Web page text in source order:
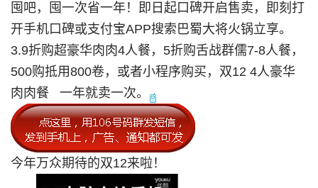
囤吧，囤一次省一年！即日起口碑开启售卖，即刻打
开手机口碑或支付宝APP搜索巴蜀大将火锅立享。
3.9折购超豪华肉肉4人餐，5折购舌战群儒7-8人餐，
500购抵用800卷，或者小程序购买，双12 4人豪华
肉肉餐 一年就卖一次。
今年万众期待的双12来啦！